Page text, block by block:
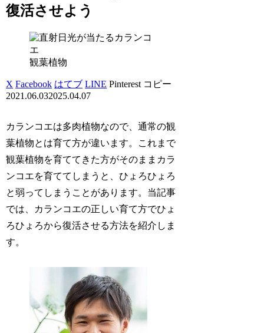
復活させよう
観葉植物
X Facebook はてブ LINE Pinterest コピー
2021.06.032025.04.07
カランコエは多肉植物なので、通常の観
葉植物とは育て方が違います。これまで
観葉植物を育ててきた方がそのままカラ
ンコエを育ててしまうと、ひょろひょろ
と弱ってしまうことがあります。当記事
では、カランコエの正しい育て方でひょ
ろひょろから復活させる方法を紹介しま
す。